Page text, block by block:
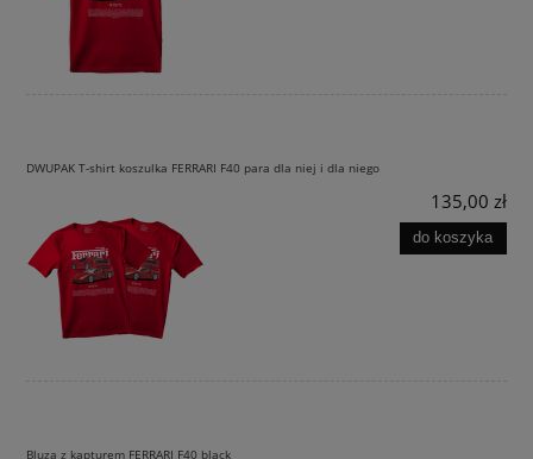
DWUPAK T-shirt koszulka FERRARI F40 para dla niej i dla niego
135,00 zł
do koszyka
Bluza z kapturem FERRARI F40 black